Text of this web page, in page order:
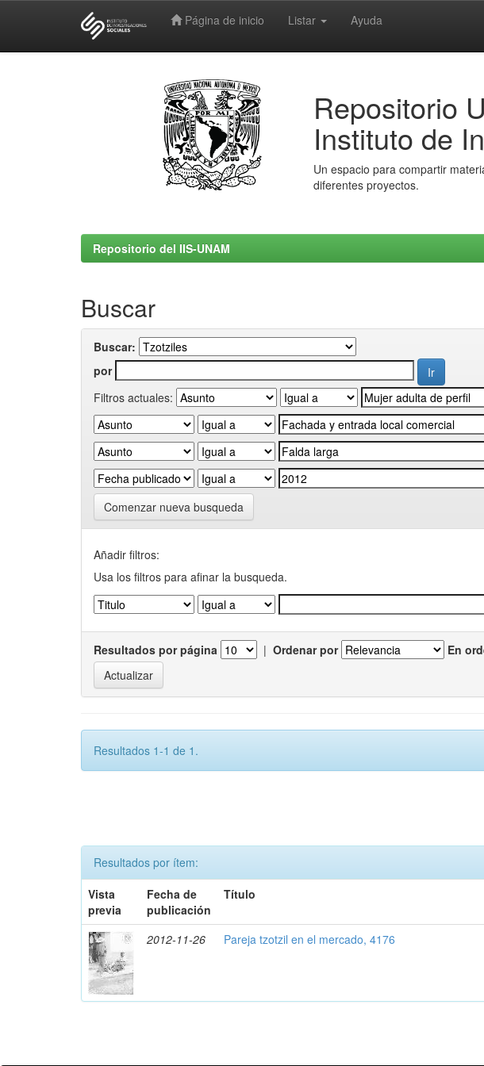
Página de inicio Listar Ayuda
Repositorio
Instituto de
Un espacio para compartir
diferentes proyectos.
Repositorio del IIS-UNAM
Buscar
Buscar:
por
Filtros actuales:
Comenzar nueva busqueda
Añadir filtros:
Usa los filtros para afinar la busqueda.
Resultados por página | Ordenar por En
Resultados 1-1 de 1.
Resultados por ítem:
Vista
previa
Fecha de
publicación
Título
2012-11-26 Pareja tzotzil en el mercado, 4176